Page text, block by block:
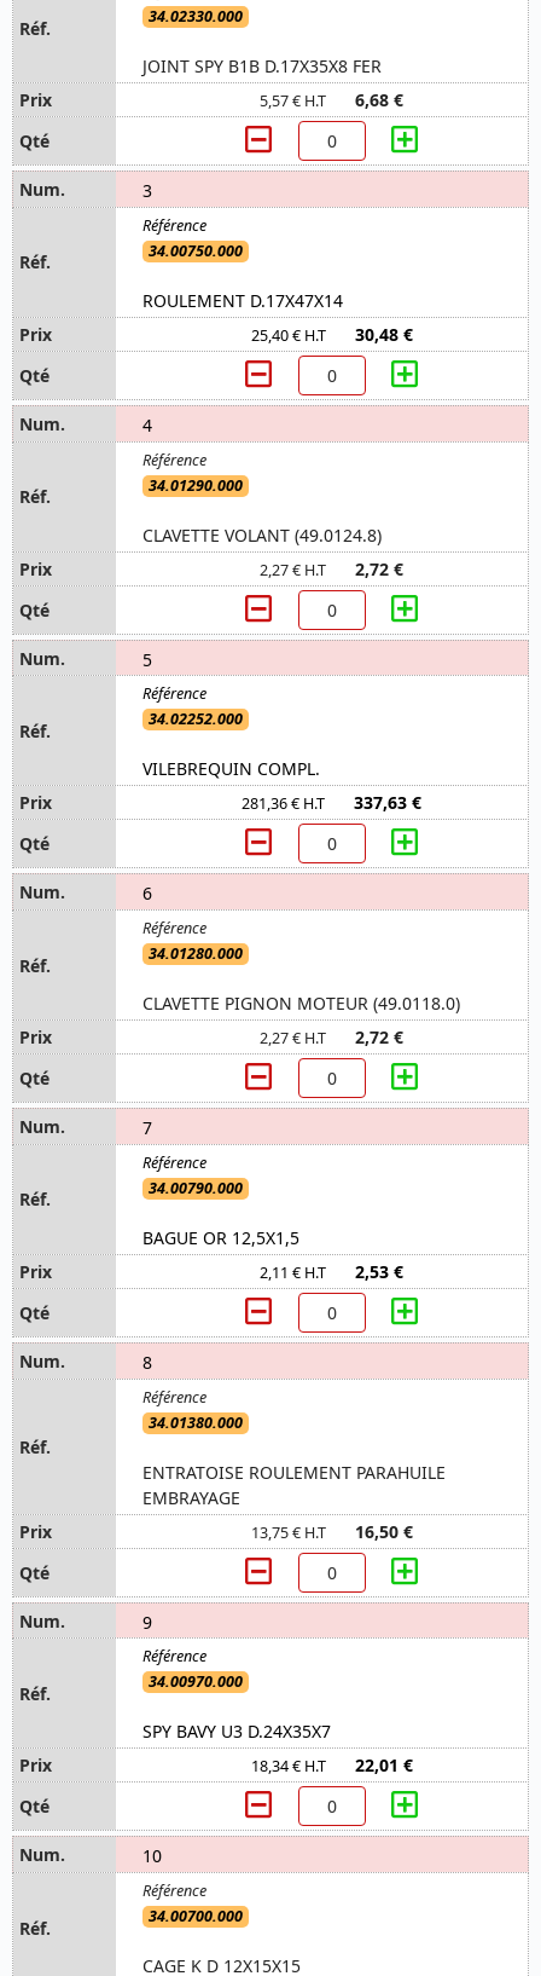
34.02330.000
JOINT SPY B1B D.17X35X8 FER
5,57 € H.T 6,68 €
3
34.00750.000
ROULEMENT D.17X47X14
25,40 € H.T 30,48 €
4
34.01290.000
CLAVETTE VOLANT (49.0124.8)
2,27 € H.T 2,72 €
5
34.02252.000
VILEBREQUIN COMPL.
281,36 € H.T 337,63 €
6
34.01280.000
CLAVETTE PIGNON MOTEUR (49.0118.0)
2,27 € H.T 2,72 €
7
34.00790.000
BAGUE OR 12,5X1,5
2,11 € H.T 2,53 €
8
34.01380.000
ENTRATOISE ROULEMENT PARAHUILE
EMBRAYAGE
13,75 € H.T 16,50 €
9
34.00970.000
SPY BAVY U3 D.24X35X7
18,34 € H.T 22,01 €
10
34.00700.000
CAGE K D 12X15X15